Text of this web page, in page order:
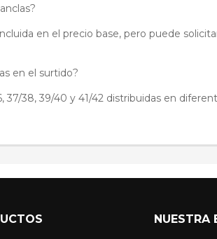
en el precio base, pero puede
en el surtido?
37/38, 39/40 y 41/42 distribuidas en
NUESTRA